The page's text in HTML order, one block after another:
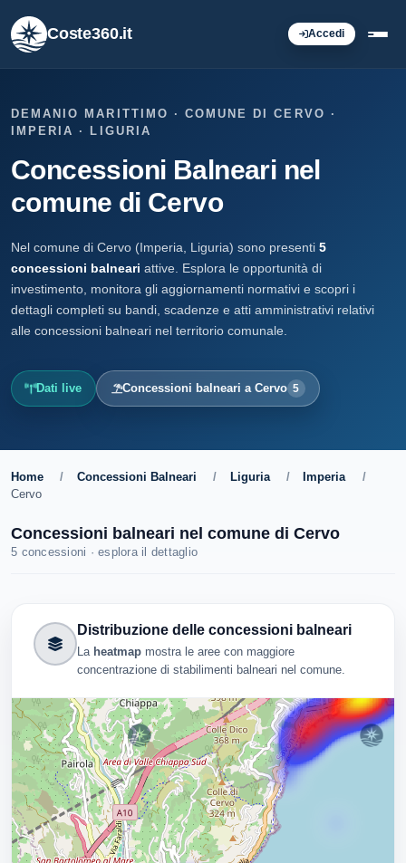
Coste360.it Accedi
DEMANIO MARITTIMO · COMUNE DI CERVO ·
IMPERIA · LIGURIA
Concessioni Balneari nel
comune di Cervo
Nel comune di Cervo (Imperia, Liguria) sono presenti 5
concessioni balneari attive. Esplora le opportunità di
investimento, monitora gli aggiornamenti normativi e scopri i
dettagli completi su bandi, scadenze e atti amministrativi relativi
alle concessioni balneari nel territorio comunale.
Dati live Concessioni balneari a Cervo 5
Home / Concessioni Balneari / Liguria / Imperia
/
Cervo
Concessioni balneari nel comune di Cervo
5 concessioni · esplora il dettaglio
Distribuzione delle concessioni balneari
La heatmap mostra le aree con maggiore
concentrazione di stabilimenti balneari nel comune.